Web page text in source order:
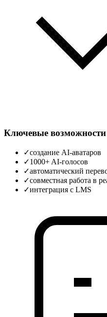
Ключевые возможности
✓создание AI-аватаров
✓1000+ AI-голосов
✓автоматический
✓совместная работа в
✓интеграция с LMS